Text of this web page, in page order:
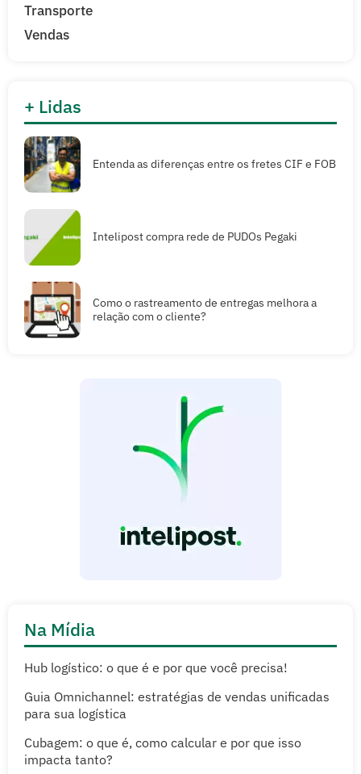
Transporte
Vendas
+ Lidas
Entenda as diferenças entre os fretes CIF e FOB
Intelipost compra rede de PUDOs Pegaki
Como o rastreamento de entregas melhora a
relação com o cliente?
Na Mídia
Hub logístico: o que é e por que você precisa!
Guia Omnichannel: estratégias de vendas unificadas
para sua logística
Cubagem: o que é, como calcular e por que isso
impacta tanto?